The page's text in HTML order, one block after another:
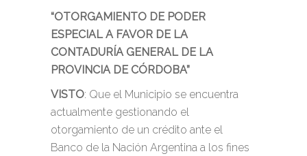
“OTORGAMIENTO DE PODER
ESPECIAL A FAVOR DE LA
CONTADURÍA GENERAL DE LA
PROVINCIA DE CÓRDOBA”
VISTO: Que el Municipio se encuentra
actualmente gestionando el
otorgamiento de un crédito ante el
Banco de la Nación Argentina a los fines